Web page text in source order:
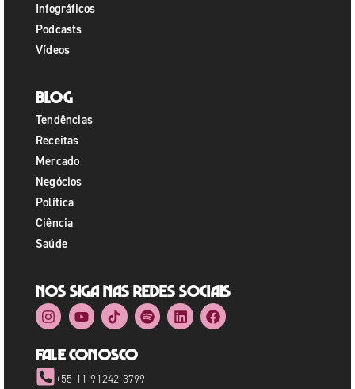
Infográficos
Podcasts
Vídeos
Blog
Tendências
Receitas
Mercado
Negócios
Política
Ciência
Saúde
Nos siga nas redes sociais
Fale Conosco
+55 11 91242-3799